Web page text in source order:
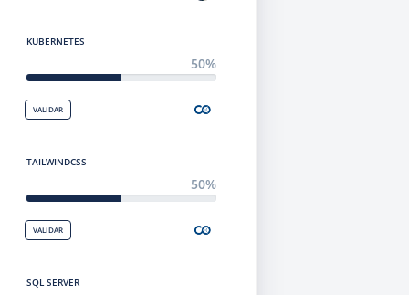
KUBERNETES
50%
VALIDAR
TAILWINDCSS
50%
VALIDAR
SQL SERVER